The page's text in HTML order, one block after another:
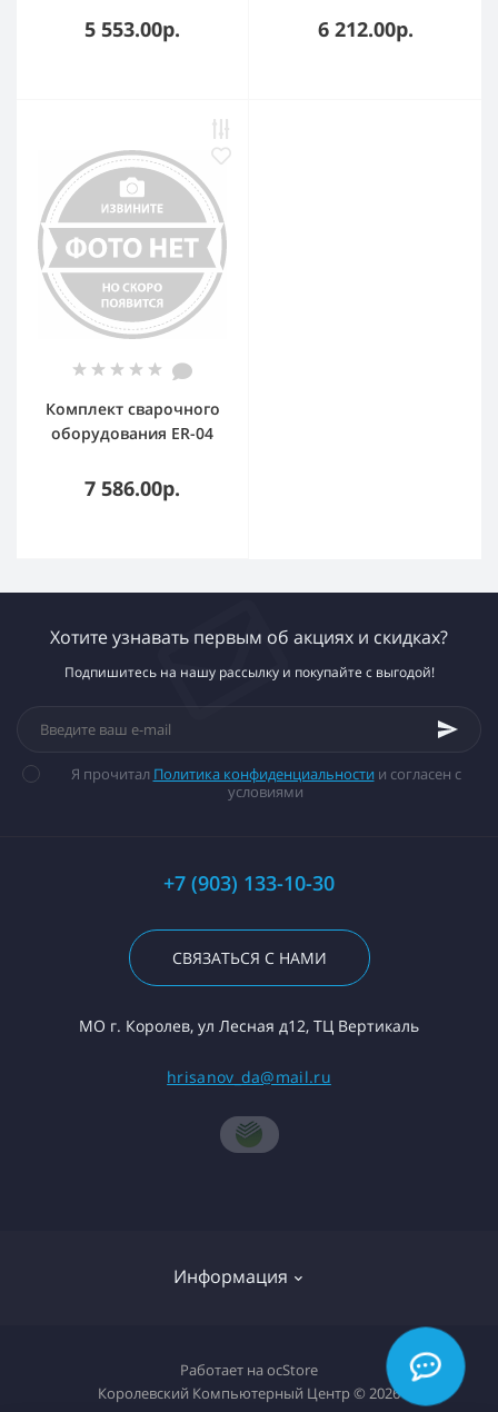
раструбная (кейс в
комплекте)
5 553.00р.
насадок 20-63мм кейс
6 212.00р.
Комплект сварочного
оборудования ER-04
7 586.00р.
Хотите узнавать первым об акциях и скидках?
Подпишитесь на нашу рассылку и покупайте с выгодой!
Я прочитал Политика конфиденциальности и согласен с
условиями
+7 (903) 133-10-30
СВЯЗАТЬСЯ С НАМИ
МО г. Королев, ул Лесная д12, ТЦ Вертикаль
hrisanov_da@mail.ru
Информация
О компании
Доставка товара
Работает на ocStore
Королевский Компьютерный Центр © 2026